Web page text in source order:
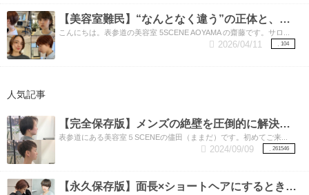
【美容室難民】“なんとなく違う”の正体と、美容師が見ているもの。
こんにちは。表参道の美容室 5SCENE AOYAMA の齋藤です。サロ...
104
2026/04/11
人気記事
【完全保存版】メンズの絶壁を圧倒的に解決する3つの方法！絶壁とさようなら‼︎
表参道にある美容室５SCENEの儘田（ままだ）です。初めてご来...
261546
2024/09/09
【永久保存版】面長×ショートヘアにするときに注意してほしい3つのポイント！